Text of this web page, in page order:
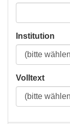
Institution
Volltext